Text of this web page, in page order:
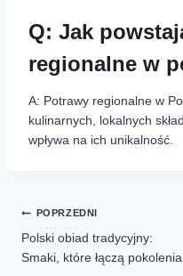
Q: Jak
regionalne w
A: Potrawy regionalne w
kulinarnych, lokalnych
wpływa na ich unikalność.
POPRZEDNI
Polski obiad tradycyjny:
Smaki, które łączą pokolenia